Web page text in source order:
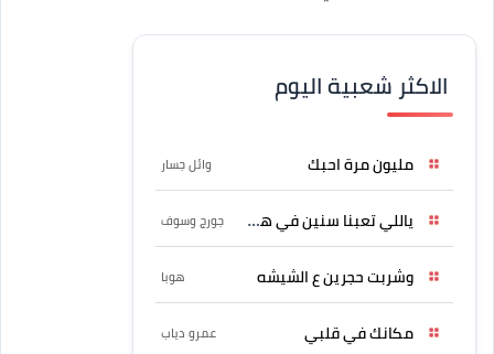
الاكثر شعبية اليوم
مليون مرة احبك وائل جسار
ياللي تعبنا سنين في هواه جورج وسوف
وشربت حجرين ع الشيشه هوبا
مكانك في قلبي عمرو دياب